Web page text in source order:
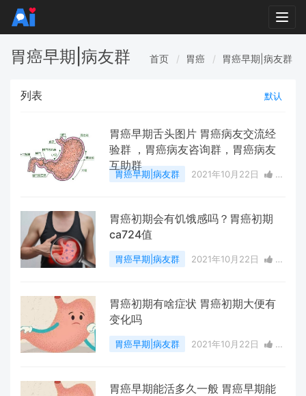
胃癌早期|病友群 首页 胃癌 胃癌早期|病友群
列表 默认
胃癌早期舌头图片 胃癌病友交流经
验群 ，胃癌病友咨询群，胃癌病友
互助群
胃癌早期|病友群 2021年10月22日
0
胃癌初期会有饥饿感吗？胃癌初期
ca724值
胃癌早期|病友群 2021年10月22日
0
胃癌初期有啥症状 胃癌初期大便有
变化吗
胃癌早期|病友群 2021年10月22日
1
胃癌早期能活多久一般 胃癌早期能